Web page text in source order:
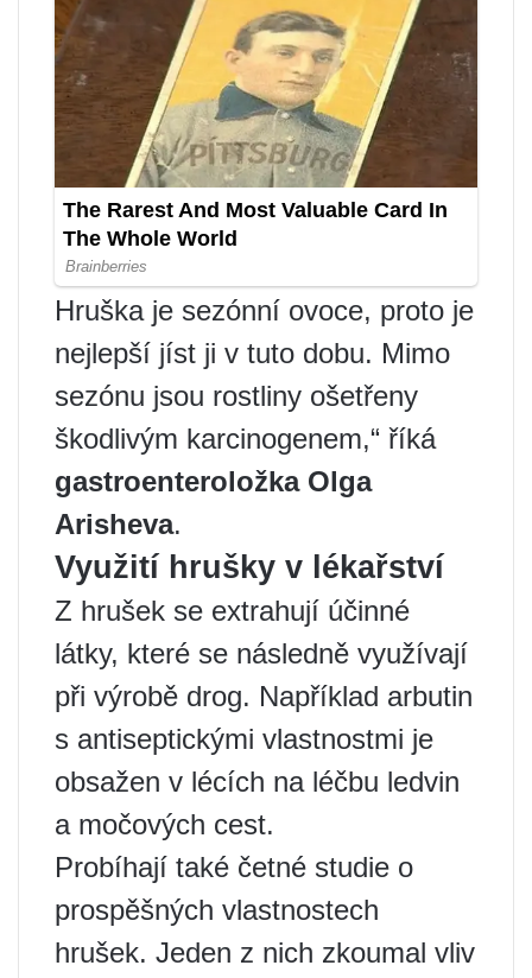
Hruška je sezónní ovoce, proto je
nejlepší jíst ji v tuto dobu. Mimo
sezónu jsou rostliny ošetřeny
škodlivým karcinogenem,“ říká
gastroenteroložka Olga
Arisheva.
Využití hrušky v lékařství
Z hrušek se extrahují účinné
látky, které se následně využívají
při výrobě drog. Například arbutin
s antiseptickými vlastnostmi je
obsažen v lécích na léčbu ledvin
a močových cest.
Probíhají také četné studie o
prospěšných vlastnostech
hrušek. Jeden z nich zkoumal vliv